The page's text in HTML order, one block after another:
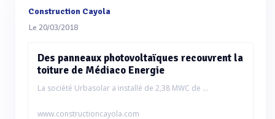
Construction Cayola
Le 20/03/2018
Des panneaux photovoltaïques recouvrent la
toiture de Médiaco Energie
La société Urbasolar a installé de 2,38 MWC de ...
www.constructioncayola.com